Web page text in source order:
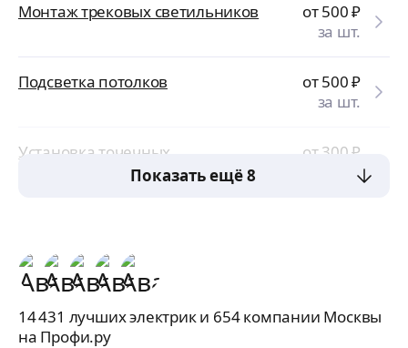
Монтаж трековых светильников от 500₽
за шт.
Подсветка потолков от 500₽
за шт.
Установка точечных
от 300₽
за шт.
Показать ещё 8
14 431 лучших электрик и 654 компании Москвы
на Профи.ру